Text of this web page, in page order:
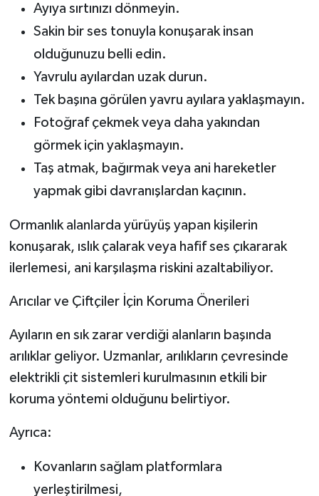
Ayıya sırtınızı dönmeyin.
Sakin bir ses tonuyla konuşarak insan
olduğunuzu belli edin.
Yavrulu ayılardan uzak durun.
Tek başına görülen yavru ayılara yaklaşmayın.
Fotoğraf çekmek veya daha yakından
görmek için yaklaşmayın.
Taş atmak, bağırmak veya ani hareketler
yapmak gibi davranışlardan kaçının.
Ormanlık alanlarda yürüyüş yapan kişilerin
konuşarak, ıslık çalarak veya hafif ses çıkararak
ilerlemesi, ani karşılaşma riskini azaltabiliyor.
Arıcılar ve Çiftçiler İçin Koruma Önerileri
Ayıların en sık zarar verdiği alanların başında
arılıklar geliyor. Uzmanlar, arılıkların çevresinde
elektrikli çit sistemleri kurulmasının etkili bir
koruma yöntemi olduğunu belirtiyor.
Ayrıca:
Kovanların sağlam platformlara
yerleştirilmesi,